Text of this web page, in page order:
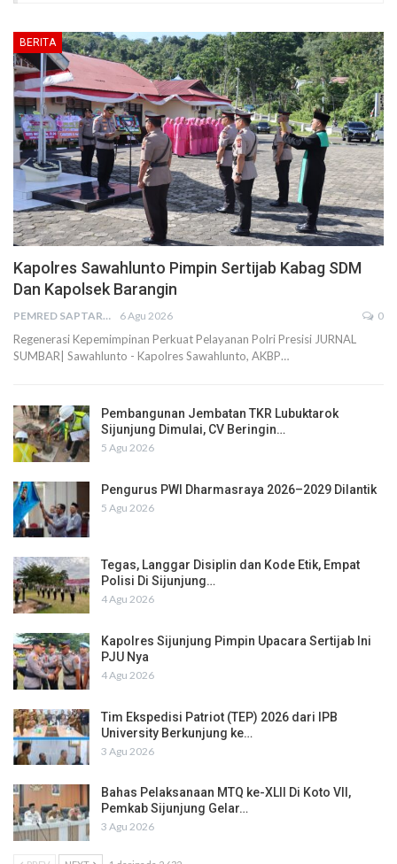
BERITA
Kapolres Sawahlunto Pimpin Sertijab Kabag SDM
Dan Kapolsek Barangin
PEMRED SAPTARIUS 6 Agu 2026 0
Regenerasi Kepemimpinan Perkuat Pelayanan Polri Presisi JURNAL
SUMBAR| Sawahlunto - Kapolres Sawahlunto, AKBP…
Pembangunan Jembatan TKR Lubuktarok
Sijunjung Dimulai, CV Beringin…
5 Agu 2026
Pengurus PWI Dharmasraya 2026–2029 Dilantik
5 Agu 2026
Tegas, Langgar Disiplin dan Kode Etik, Empat
Polisi Di Sijunjung…
4 Agu 2026
Kapolres Sijunjung Pimpin Upacara Sertijab Ini
PJU Nya
4 Agu 2026
Tim Ekspedisi Patriot (TEP) 2026 dari IPB
University Berkunjung ke…
3 Agu 2026
Bahas Pelaksanaan MTQ ke-XLII Di Koto VII,
Pemkab Sijunjung Gelar…
3 Agu 2026